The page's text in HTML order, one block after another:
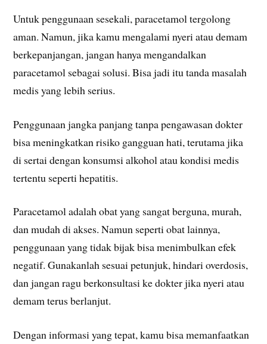
Untuk penggunaan sesekali, paracetamol tergolong
aman. Namun, jika kamu mengalami nyeri atau demam
berkepanjangan, jangan hanya mengandalkan
paracetamol sebagai solusi. Bisa jadi itu tanda masalah
medis yang lebih serius.
Penggunaan jangka panjang tanpa pengawasan dokter
bisa meningkatkan risiko gangguan hati, terutama jika
di sertai dengan konsumsi alkohol atau kondisi medis
tertentu seperti hepatitis.
Paracetamol adalah obat yang sangat berguna, murah,
dan mudah di akses. Namun seperti obat lainnya,
penggunaan yang tidak bijak bisa menimbulkan efek
negatif. Gunakanlah sesuai petunjuk, hindari overdosis,
dan jangan ragu berkonsultasi ke dokter jika nyeri atau
demam terus berlanjut.
Dengan informasi yang tepat, kamu bisa memanfaatkan